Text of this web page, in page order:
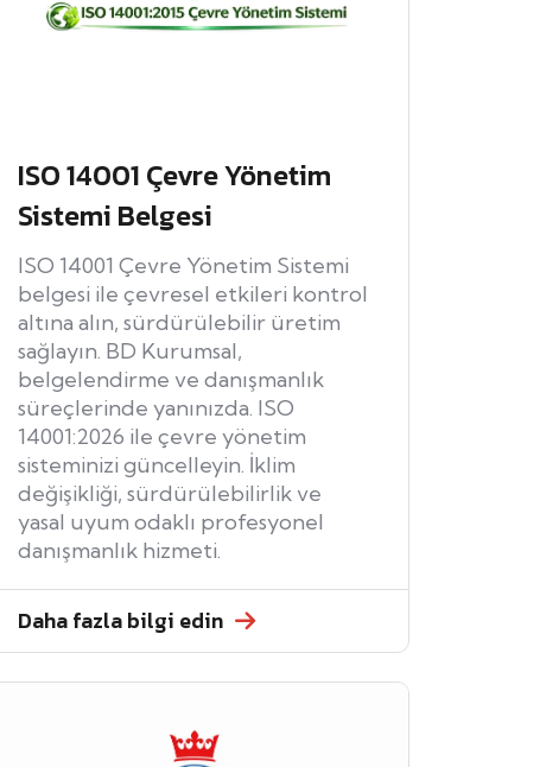
ISO 14001 Çevre Yönetim
Sistemi Belgesi
ISO 14001 Çevre Yönetim Sistemi
belgesi ile çevresel etkileri kontrol
altına alın, sürdürülebilir üretim
sağlayın. BD Kurumsal,
belgelendirme ve danışmanlık
süreçlerinde yanınızda. ISO
14001:2026 ile çevre yönetim
sisteminizi güncelleyin. İklim
değişikliği, sürdürülebilirlik ve
yasal uyum odaklı profesyonel
danışmanlık hizmeti.
Daha fazla bilgi edin